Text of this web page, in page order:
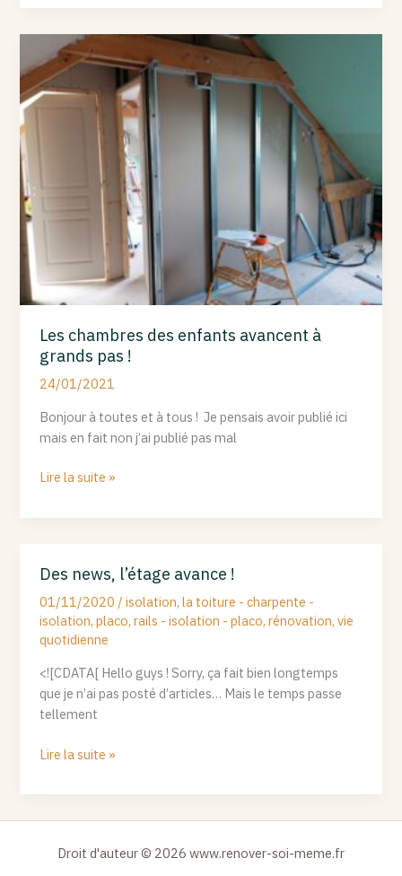
Les chambres des enfants avancent à
grands pas !
24/01/2021
Bonjour à toutes et à tous ! Je pensais avoir publié ici
mais en fait non j’ai publié pas mal
chambres
des
pas
Lire la suite »
Des news, l’étage avance !
01/11/2020 /isolation,la toiture - charpente -
isolation,placo,rails - isolation - placo,rénovation,vie
quotidienne
<![CDATA[ Hello guys ! Sorry, ça fait bien longtemps
que je n’ai pas posté d’articles… Mais le temps passe
tellement
Des
news,
l’étage
avance
Lire la suite »
Droit d'auteur © 2026 www.renover-soi-meme.fr